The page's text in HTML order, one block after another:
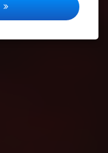
Strategy tips! – SIDE DECK